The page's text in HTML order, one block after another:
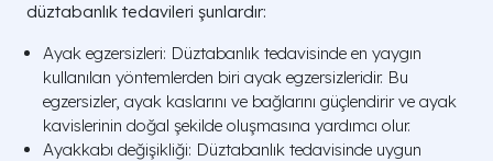
düztabanlık tedavileri şunlardır:
Ayak egzersizleri: Düztabanlık tedavisinde en yaygın
kullanılan yöntemlerden biri ayak egzersizleridir. Bu
egzersizler, ayak kaslarını ve bağlarını güçlendirir ve ayak
kavislerinin doğal şekilde oluşmasına yardımcı olur.
Ayakkabı değişikliği: Düztabanlık tedavisinde uygun